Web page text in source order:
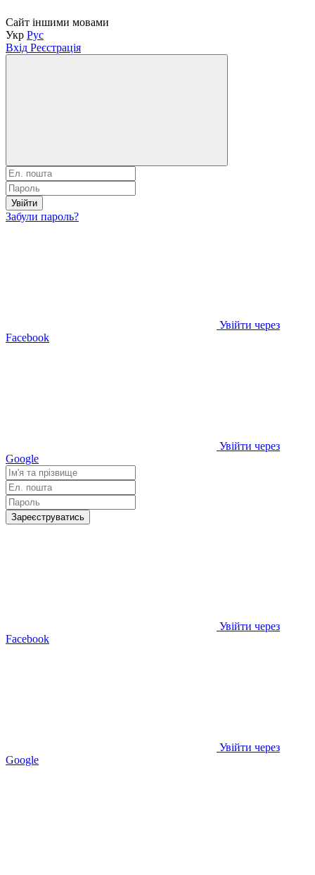
Сайт іншими мовами
Укр Рус
Вхід Реєстрація
Увійти
Забули пароль?
Увійти через
Facebook
Увійти через
Google
Зареєструватись
Увійти через
Facebook
Увійти через
Google